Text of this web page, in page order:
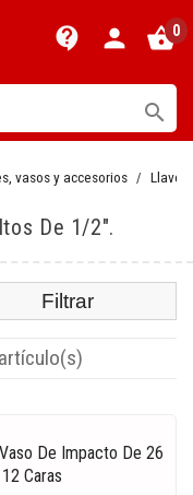
contact_support person shopping_basket0

vasos y accesorios Llaves
De 1/2".
Filtrar
De Impacto De 26
Caras